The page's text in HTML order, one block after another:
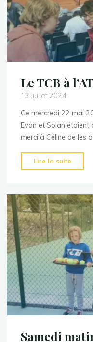
Le TCB à
13 juillet 2024
Ce mercredi 22 mai
Evan et Solan étaient
merci à Céline de les
Lire la suite
TCB
l’ATP
250
de
Lyon"
Samedi